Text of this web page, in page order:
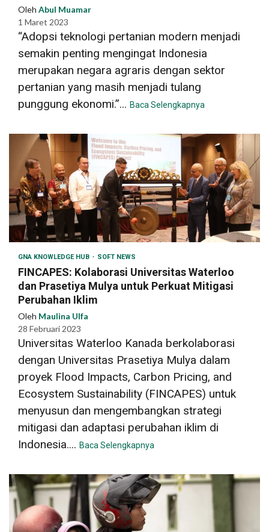
Oleh Abul Muamar
1 Maret 2023
“Adopsi teknologi pertanian modern menjadi
semakin penting mengingat Indonesia
merupakan negara agraris dengan sektor
pertanian yang masih menjadi tulang
punggung ekonomi.”... Baca Selengkapnya
GNA KNOWLEDGE HUB SOFT NEWS
FINCAPES: Kolaborasi Universitas Waterloo
dan Prasetiya Mulya untuk Perkuat Mitigasi
Perubahan Iklim
Oleh Maulina Ulfa
28 Februari 2023
Universitas Waterloo Kanada berkolaborasi
dengan Universitas Prasetiya Mulya dalam
proyek Flood Impacts, Carbon Pricing, and
Ecosystem Sustainability (FINCAPES) untuk
menyusun dan mengembangkan strategi
mitigasi dan adaptasi perubahan iklim di
Indonesia.... Baca Selengkapnya